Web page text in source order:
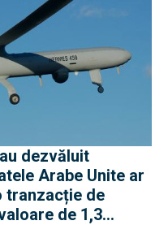
dezvăluit
Arabe Unite ar
tranzacție de
de 1,3